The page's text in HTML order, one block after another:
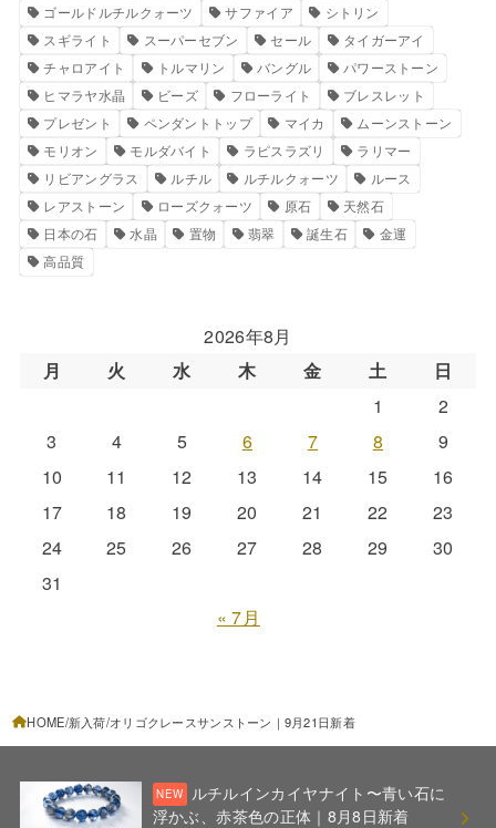
ゴールドルチルクォーツ
サファイア
シトリン
スギライト
スーパーセブン セール
タイガーアイ
チャロアイト
トルマリン バングル
パワーストーン
ヒマラヤ水晶
ビーズ フローライト
ブレスレット
プレゼント
ペンダントトップ マイカ
ムーンストーン
モリオン
モルダバイト ラピスラズリ
ラリマー
リビアングラス
ルチル ルチルクォーツ
ルース
レアストーン
ローズクォーツ 原石
天然石
日本の石
水晶 置物 翡翠 誕生石
金運
高品質
2026年8月
月
火 水 木 金 土
日
1
2
3
4 5 6 7 8
9
10
11 12 13 14 15
16
17
18 19 20 21 22
23
24
25 26 27 28 29
30
31
« 7月
HOME 新入荷 オリゴクレースサンストーン｜9月21日新着
ルチルインカイヤナイト〜青い石に
浮かぶ、赤茶色の正体｜8月8日新着